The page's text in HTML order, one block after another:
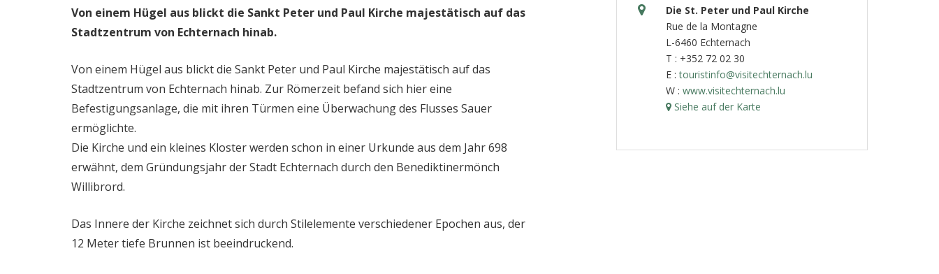
Von einem Hügel aus blickt die Sankt Peter und Paul Kirche majestätisch auf das
Stadtzentrum von Echternach hinab.
Von einem Hügel aus blickt die Sankt Peter und Paul Kirche majestätisch auf das
Stadtzentrum von Echternach hinab. Zur Römerzeit befand sich hier eine
Befestigungsanlage, die mit ihren Türmen eine Überwachung des Flusses Sauer
ermöglichte.
Die Kirche und ein kleines Kloster werden schon in einer Urkunde aus dem Jahr 698
erwähnt, dem Gründungsjahr der Stadt Echternach durch den Benediktinermönch
Willibrord.
Das Innere der Kirche zeichnet sich durch Stilelemente verschiedener Epochen aus, der
12 Meter tiefe Brunnen ist beeindruckend.
Die St. Peter und Paul Kirche
Rue de la Montagne
L-6460 Echternach
T : +352 72 02 30
E :touristinfo@visitechternach.lu
W : www.visitechternach.lu
Siehe auf der Karte